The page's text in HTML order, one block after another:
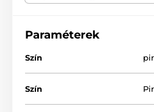
kutyáját. Az EasySport ™ hám
tartalmaz pórázt.
Paraméterek
Szín
Szín